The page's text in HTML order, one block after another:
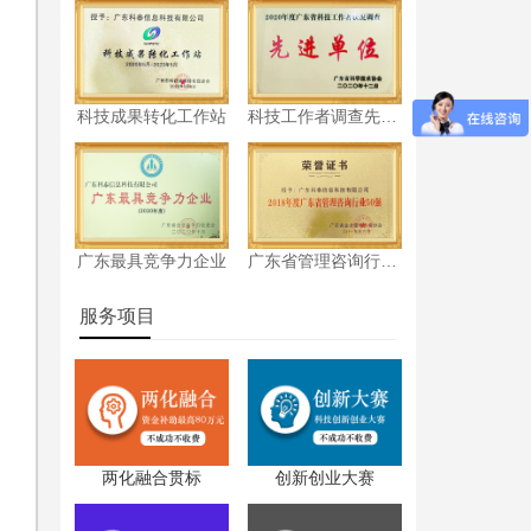
科技成果转化工作站
广东最具竞争力企业
服务项目
两化融合贯标 创新创业大赛